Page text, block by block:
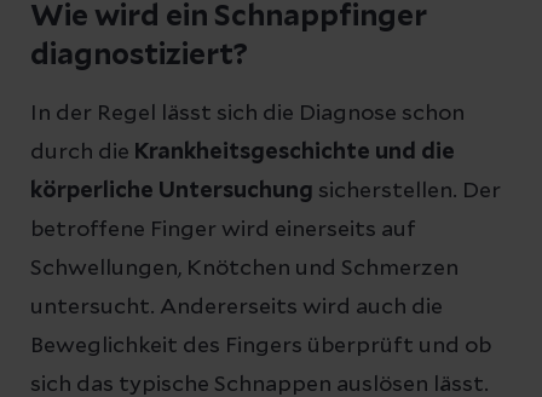
Wie wird ein Schnappfinger
diagnostiziert?
In der Regel lässt sich die Diagnose schon
durch die Krankheitsgeschichte und die
körperliche Untersuchung sicherstellen. Der
betroffene Finger wird einerseits auf
Schwellungen, Knötchen und Schmerzen
untersucht. Andererseits wird auch die
Beweglichkeit des Fingers überprüft und ob
sich das typische Schnappen auslösen lässt.